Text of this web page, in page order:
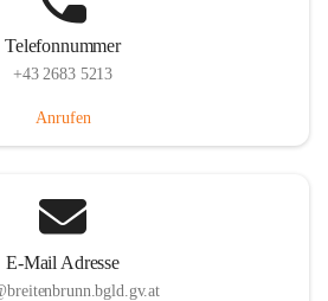
Telefonnummer
+43 2683 5213
Anrufen
E-Mail Adresse